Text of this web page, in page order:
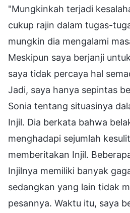
"Mungkinkah terjadi
cukup rajin dalam tugas-
mungkin dia mengalami
Meskipun saya berjanji
saya tidak percaya hal
Jadi, saya hanya sepintas
Sonia tentang situasinya
Injil. Dia berkata bahwa
menghadapi sejumlah
memberitakan Injil.
Injilnya memiliki banyak
sedangkan yang lain tidak
pesannya. Waktu itu, saya